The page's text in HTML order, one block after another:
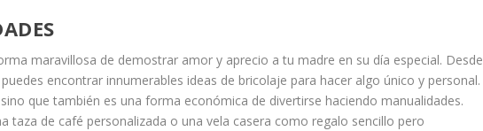
maravillosa de demostrar amor y aprecio a tu madre en su día especial. Desde
encontrar innumerables ideas de bricolaje para hacer algo único y personal.
que también es una forma económica de divertirse haciendo manualidades.
taza de café personalizada o una vela casera como regalo sencillo pero